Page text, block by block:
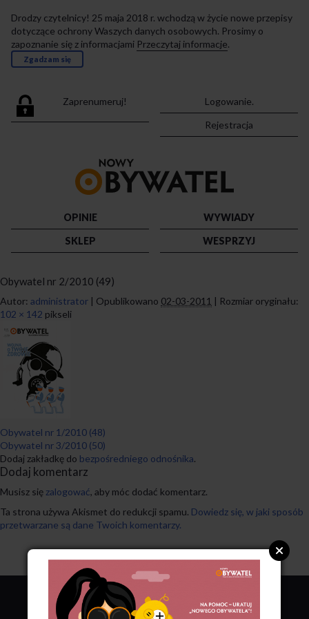
Drodzy czytelnicy! 25 maja 2018 r. wchodzą w życie nowe przepisy
dotyczące ochrony Waszych danych osobowych. Prosimy o
zapoznanie się z informacjami Przeczytaj informacje.
Zgadzam się
Zaprenumeruj!
Logowanie.
Rejestracja
strony
OPINIE
WYWIADY
SKLEP
WESPRZYJ
Obywatel nr 2/2010 (49)
Autor: administrator | Opublikowano 02-03-2011 | Rozmiar oryginału:
102 × 142 pikseli
Obywatel nr 1/2010 (48)
Obywatel nr 3/2010 (50)
Dodaj zakładkę do bezpośredniego odnośnika.
Dodaj komentarz
Musisz się zalogować, aby móc dodać komentarz.
Ta strona używa Akismet do redukcji spamu. Dowiedz się, w jaki sposób
przetwarzane są dane Twoich komentarzy.